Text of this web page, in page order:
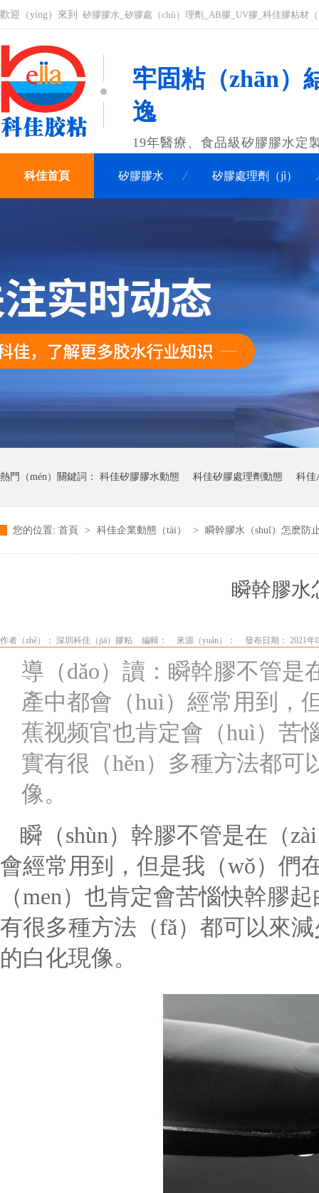
歡迎（yíng）來到 矽膠膠水_矽膠處（chù）理劑_AB膠_UV膠_科佳膠粘材
牢固粘（zhān）
逸
19年醫療、食品級矽膠膠水定
科佳首頁 矽膠膠水 矽膠處理劑（jì）
熱門（mén）關鍵詞： 科佳矽膠膠水動態 科佳矽膠處理劑動態 科佳
科（kē）佳UV無影膠（jiāo）水動態 科佳快（kuài）幹膠（jiāo）動態
您的位置: 首頁 > 科佳企業動態（tài） > 瞬幹膠水（shuǐ）怎麽防
瞬幹膠水
作者（zhě）： 深圳科佳（jiā）膠粘 編輯： 來源（yuán）： 發布日期： 2021年
導（dǎo）讀：瞬幹膠不管是
產中都會（huì）經常用到，
蕉视频官也肯定會（huì）苦
實有很（hěn）多種方法都
像。
瞬（shùn）幹膠不管是在（
會經常用到，但是我（wǒ）們
（men）也肯定會苦惱快幹膠
有很多種方法（fǎ）都可以來
的白化現像。